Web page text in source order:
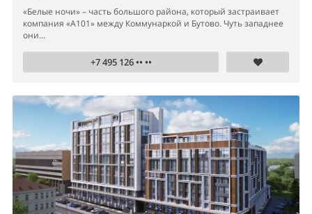
«Белые ночи» – часть большого района, который застраивает
компания «А101» между Коммунаркой и Бутово. Чуть западнее
они...
+7 495 126 •• ••